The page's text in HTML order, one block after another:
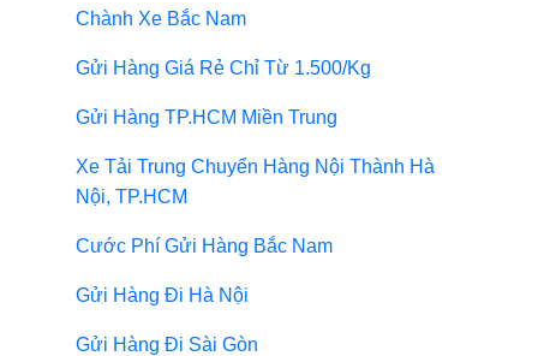
Chành Xe Bắc Nam
Gửi Hàng Giá Rẻ Chỉ Từ 1.500/Kg
Gửi Hàng TP.HCM Miền Trung
Xe Tải Trung Chuyển Hàng Nội Thành Hà
Nội, TP.HCM
Cước Phí Gửi Hàng Bắc Nam
Gửi Hàng Đi Hà Nội
Gửi Hàng Đi Sài Gòn